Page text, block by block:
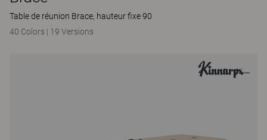
Table de réunion Brace, hauteur fixe 90
40 Colors | 19 Versions